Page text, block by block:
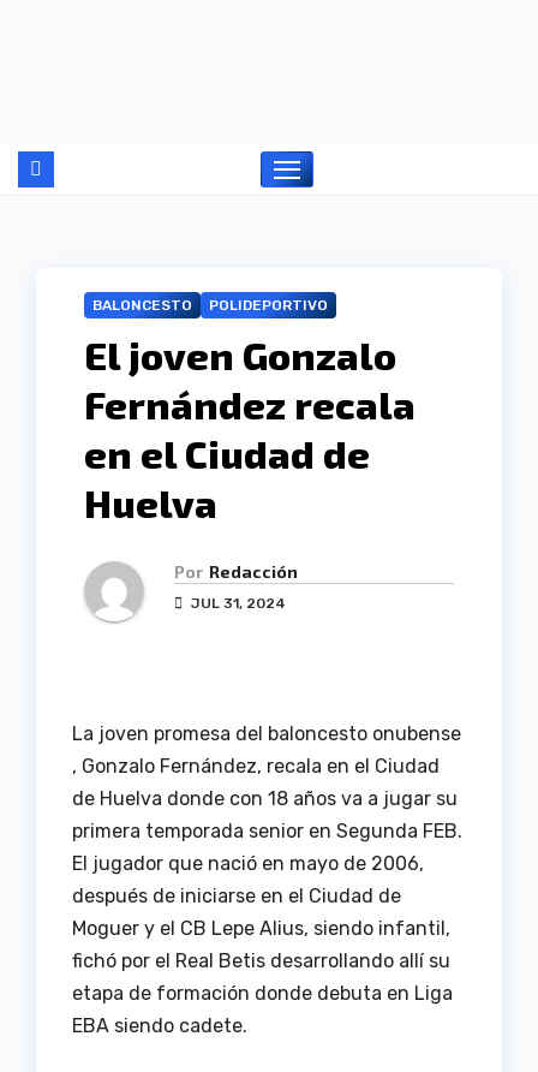
BALONCESTO POLIDEPORTIVO
El joven Gonzalo
Fernández recala
en el Ciudad de
Huelva
Por Redacción
JUL 31, 2024
La joven promesa del baloncesto onubense
, Gonzalo Fernández, recala en el Ciudad
de Huelva donde con 18 años va a jugar su
primera temporada senior en Segunda FEB.
El jugador que nació en mayo de 2006,
después de iniciarse en el Ciudad de
Moguer y el CB Lepe Alius, siendo infantil,
fichó por el Real Betis desarrollando allí su
etapa de formación donde debuta en Liga
EBA siendo cadete.